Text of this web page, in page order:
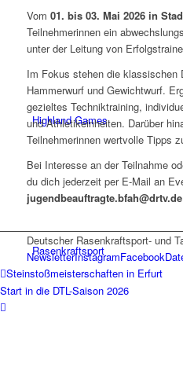
Highland Games
Rasenkraftsport
Vom 01. bis 03. Mai 2026 in
Teilnehmerinnen ein
unter der Leitung von
Im Fokus stehen die klassischen
Hammerwurf und Gewichtwurf.
gezieltes Techniktraining,
und Athletikeinheiten. Darüber
Teilnehmerinnen wertvolle Tipps
Bei Interesse an der Teilnahme
du dich jederzeit per E-Mail an
jugendbeauftragte.bfah@drtv.de
Deutscher Rasenkraftsport- und
NewsletterInstagramFacebook
Steinstoßmeisterschaften in Erfurt
Start in die DTL-Saison 2026